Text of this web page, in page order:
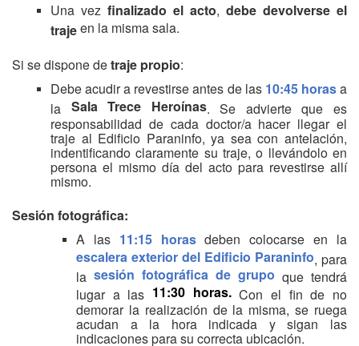
Una vez finalizado el acto, debe devolverse el
traje en la misma sala.
Si se dispone detraje propio:
Debe acudir a revestirse antes de las 10:45 horasa
la Sala Trece Heroínas. Se advierte que es
responsabilidad de cada doctor/a hacer llegar el
traje al Edificio Paraninfo, ya sea con antelación,
indentificando claramente su traje, o llevándolo en
persona el mismo día del acto para revestirse allí
mismo.
Sesión fotográfica:
A las 11:15 horasdeben colocarse en la
escalera exterior del Edificio Paraninfo , para
la sesión fotográfica de grupo que tendrá
lugar a las 11:30 horas.Con el fin de no
demorar la realización de la misma, se ruega
acudan a la hora indicada y sigan las
indicaciones para su correcta ubicación.